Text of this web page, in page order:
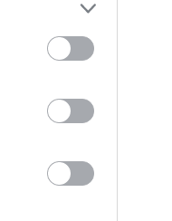
στο email: